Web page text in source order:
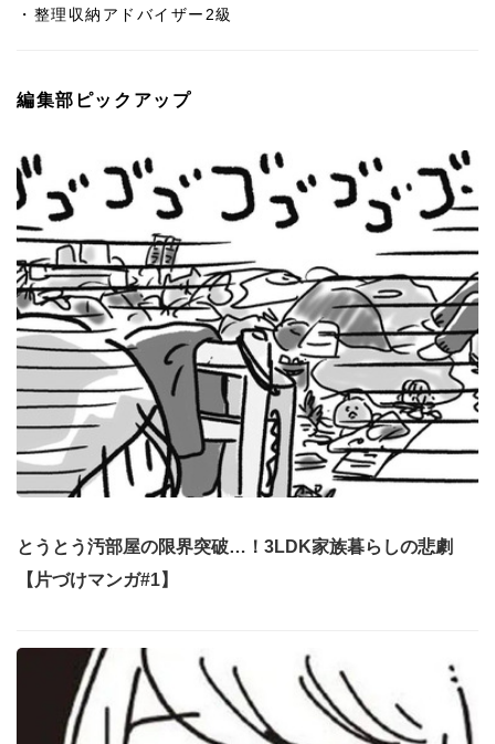
・整理収納アドバイザー2級
編集部ピックアップ
とうとう汚部屋の限界突破…！3LDK家族暮らしの悲劇
【片づけマンガ#1】